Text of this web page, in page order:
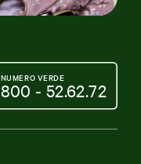
800 - 52.62.72
NUMERO VERDE